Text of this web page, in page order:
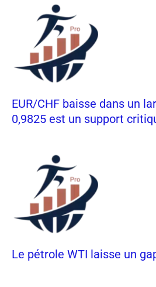
EUR/CHF baisse dans un
0,9825 est un support
Le pétrole WTI laisse un